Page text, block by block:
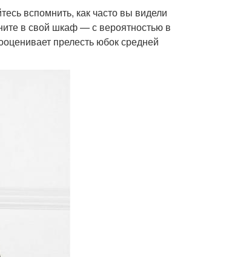
вспомнить, как часто вы видели
в свой шкаф — с вероятностью в
прелесть юбок средней